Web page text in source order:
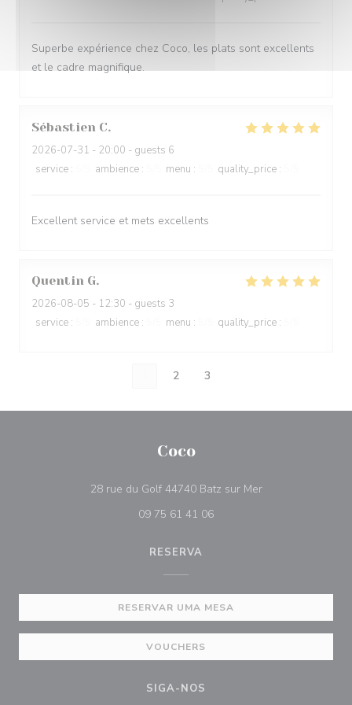
Superbe expérience chez Coco, les plats sont excellents
et le cadre magnifique.
Sébastien C
2026-07-31 - 20:00 - guests 6
service : ambience : menu : quality_price :
Excellent service et mets excellents
Quentin G
2026-08-05 - 12:30 - guests 3
service : ambience : menu : quality_price :
2 3
Coco
28 rue du Golf 44740 Batz sur Mer((abre numa nova
09 75 61 41 06
RESERVA
RESERVAR UMA MESA
VOUCHERS
SIGA-NOS